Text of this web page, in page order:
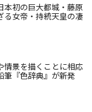
本初の巨大都城・藤原
る女帝・持統天皇の凄
情景を描くことに相応
筆『色辞典』が新発